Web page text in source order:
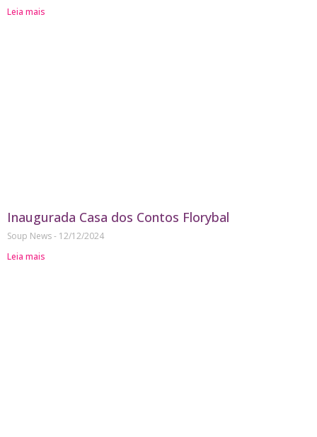
Leia mais
Inaugurada Casa dos Contos Florybal
Soup News
12/12/2024
Leia mais